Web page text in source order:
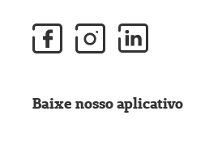
Baixe nosso aplicativo